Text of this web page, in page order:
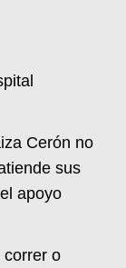
Cerón no
sus
apoyo
correr o